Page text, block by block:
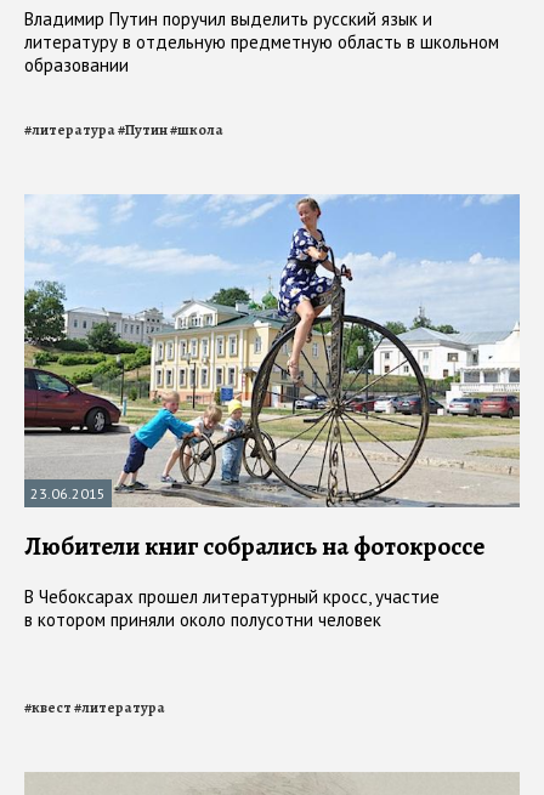
Владимир Путин поручил выделить русский язык и
литературу в отдельную предметную область в школьном
образовании
#литература#Путин#школа
23.06.2015
Любители книг собрались на фотокроссе
В Чебоксарах прошел литературный кросс, участие
в котором приняли около полусотни человек
#квест#литература